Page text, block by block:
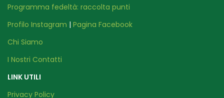
Programma fedeltà: raccolta punti
Profilo Instagram | Pagina Facebook
Chi Siamo
I Nostri Contatti
LINK UTILI
Privacy Policy